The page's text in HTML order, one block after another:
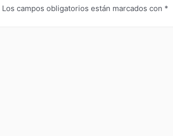
Los campos obligatorios están marcados con *